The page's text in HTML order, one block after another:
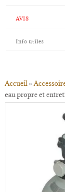
AVIS
Info utiles
Accueil »
eau propre et